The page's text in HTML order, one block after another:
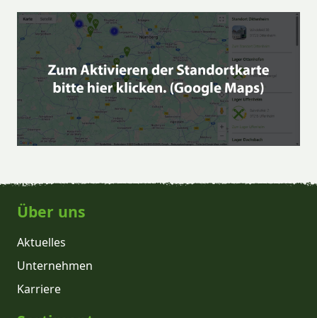
Über uns
Aktuelles
Unternehmen
Karriere